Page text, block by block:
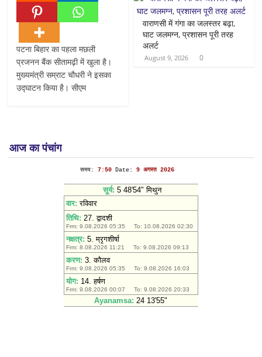
पटना बिहार का पहला मछली
प्रजनन बैंक सीतामढ़ी में खुला है।
मुख्यमंत्री सम्राट चौधरी ने इसका
उद्घाटन किया है। सीएम
वाराणसी में गंगा का जलस्तर बढ़ा,
घाट जलमग्न, प्रशासन पूरी तरह
अलर्ट
August 9, 2026 0
आज का पंचांग